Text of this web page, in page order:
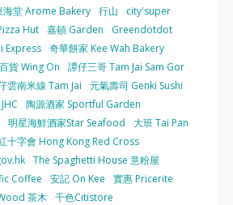
海堂 Arome Bakery 行山
city'super
Hut 嘉頓 Garden
Greendotdot
Express 奇華餅家 Kee Wah Bakery
貨 Wing On
譚仔三哥 Tam Jai Sam Gor
雲南米線 Tam Jai
元氣壽司 Genki Sushi
陶源酒家 Sportful Garden
明星海鮮酒家Star Seafood
大班 Tai Pan
十字會 Hong Kong Red Cross
The Spaghetti House 意粉屋
Coffee 安記 On Kee
實惠 Pricerite
茶木 千色Citistore